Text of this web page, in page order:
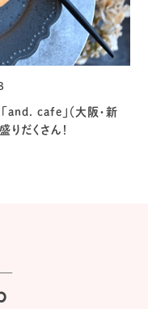
and. cafe」（大阪・新
だくさん！